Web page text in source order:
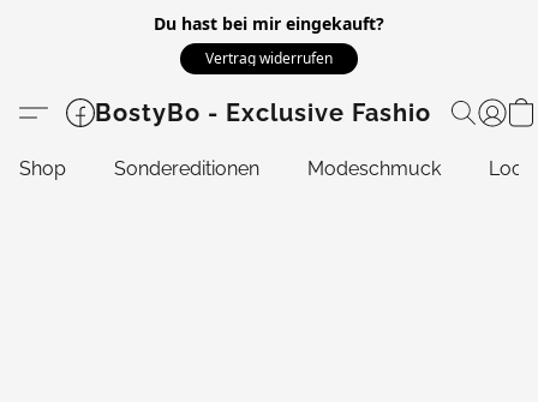
Du hast bei mir eingekauft?
Vertrag widerrufen
BostyBo - Exclusive Fashion
Shop Sondereditionen Modeschmuck